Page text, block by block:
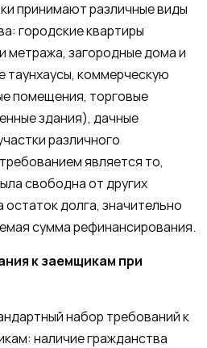
принимают различные виды
городские квартиры
метража, загородные дома и
таунхаусы, коммерческую
помещения, торговые
здания), дачные
различного
является то,
свободна от других
долга, значительно
сумма рефинансирования.
к заемщикам при
набор требований к
наличие гражданства